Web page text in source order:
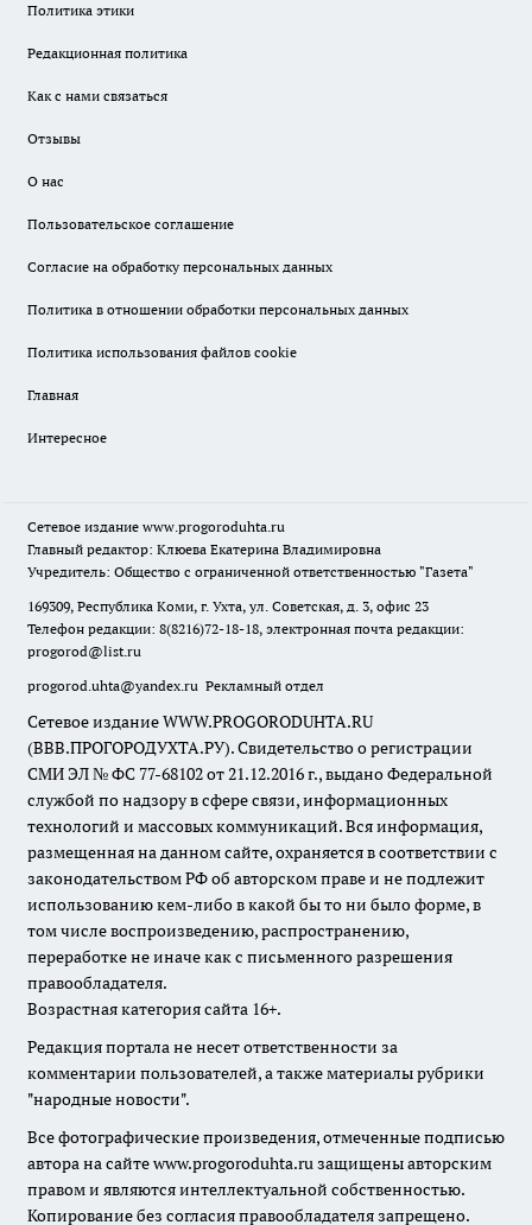
Политика этики
Редакционная политика
Как с нами связаться
Отзывы
О нас
Пользовательское соглашение
Согласие на обработку персональных данных
Политика в отношении обработки персональных данных
Политика использования файлов cookie
Главная
Интересное
Сетевое издание www.progoroduhta.ru
Главный редактор: Клюева Екатерина Владимировна
Учредитель: Общество с ограниченной ответственностью "Газета"
169309, Республика Коми, г. Ухта, ул. Советская, д. 3, офис 23
Телефон редакции: 8(8216)72-18-18, электронная почта редакции:
progorod@list.ru
progorod.uhta@yandex.ru Рекламный отдел
Сетевое издание WWW.PROGORODUHTA.RU
(ВВВ.ПРОГОРОДУХТА.РУ). Свидетельство о регистрации
СМИ ЭЛ № ФС 77-68102 от 21.12.2016 г., выдано Федеральной
службой по надзору в сфере связи, информационных
технологий и массовых коммуникаций. Вся информация,
размещенная на данном сайте, охраняется в соответствии с
законодательством РФ об авторском праве и не подлежит
использованию кем-либо в какой бы то ни было форме, в
том числе воспроизведению, распространению,
переработке не иначе как с письменного разрешения
правообладателя.
Возрастная категория сайта 16+.
Редакция портала не несет ответственности за
комментарии пользователей, а также материалы рубрики
"народные новости".
Все фотографические произведения, отмеченные подписью
автора на сайте www.progoroduhta.ru защищены авторским
правом и являются интеллектуальной собственностью.
Копирование без согласия правообладателя запрещено.